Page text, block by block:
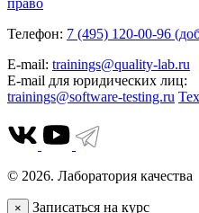
право
Телефон: 7 (495) 120-00-96
E-mail: trainings@quality-lab.ru
E-mail для юридических лиц:
trainings@software-testing.ru
© 2026. Лаборатория качества
× Записаться на курс